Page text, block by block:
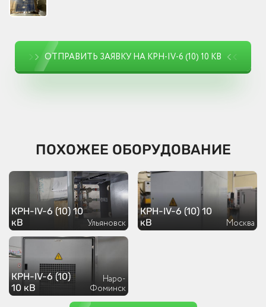
ОТПРАВИТЬ ЗАЯВКУ НА КРН-IV-6 (10) 10 КВ
ПОХОЖЕЕ ОБОРУДОВАНИЕ
КРН-IV-6 (10) 10
кВ
Ульяновск
КРН-IV-6 (10) 10
кВ
Москва
КРН-IV-6 (10)
10 кВ
Наро-
Фоминск